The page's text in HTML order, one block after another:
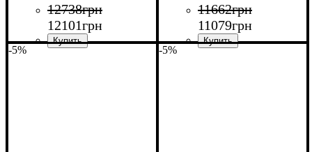
12738грн
12101грн
11662грн
11079грн
-5% -5%